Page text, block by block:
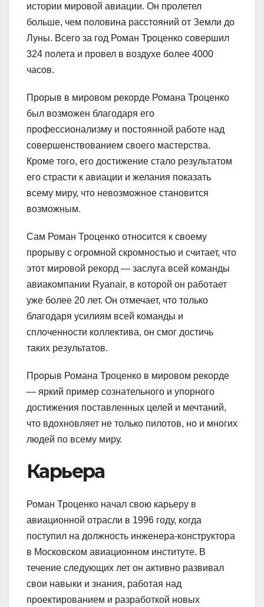
истории мировой авиации. Он пролетел
больше, чем половина расстояний от Земли до
Луны. Всего за год Роман Троценко совершил
324 полета и провел в воздухе более 4000
часов.
Прорыв в мировом рекорде Романа Троценко
был возможен благодаря его
профессионализму и постоянной работе над
совершенствованием своего мастерства.
Кроме того, его достижение стало результатом
его страсти к авиации и желания показать
всему миру, что невозможное становится
возможным.
Сам Роман Троценко относится к своему
прорыву с огромной скромностью и считает, что
этот мировой рекорд — заслуга всей команды
авиакомпании Ryanair, в которой он работает
уже более 20 лет. Он отмечает, что только
благодаря усилиям всей команды и
сплоченности коллектива, он смог достичь
таких результатов.
Прорыв Романа Троценко в мировом рекорде
— яркий пример сознательного и упорного
достижения поставленных целей и мечтаний,
что вдохновляет не только пилотов, но и многих
людей по всему миру.
Карьера
Роман Троценко начал свою карьеру в
авиационной отрасли в 1996 году, когда
поступил на должность инженера-конструктора
в Московском авиационном институте. В
течение следующих лет он активно развивал
свои навыки и знания, работая над
проектированием и разработкой новых